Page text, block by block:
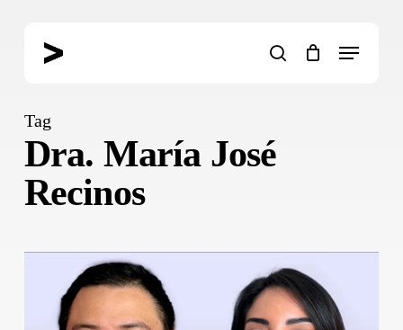
search
Menu
Tag
Dra. María José
Recinos